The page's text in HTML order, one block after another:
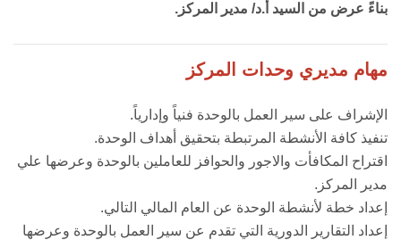
بناءً عرض من السيد أ.د/ مدير المركز.
مهام مديري وحدات المركز
الإشراف على سير العمل بالوحدة فنياً وإدارياً.
تنفيذ كافة الأنشطة المرتبطة بتحقيق أهداف الوحدة.
اقتراح المكافأت والاجور والحوافز للعاملين بالوحدة وعرضها علي
مدير المركز.
إعداد خطة لأنشطة الوحدة عن العام المالي التالي.
إعداد التقارير الدورية التي تقدم عن سير العمل بالوحدة وعرضها